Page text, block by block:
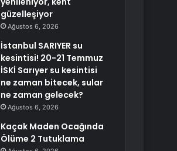
güzelleşiyor
Ağustos 6, 2026
İstanbul SARIYER su
kesintisi! 20-21 Temmuz
İSKİ Sarıyer su kesintisi
ne zaman bitecek, sular
ne zaman gelecek?
Ağustos 6, 2026
Kaçak Maden Ocağında
Ölüme 2 Tutuklama